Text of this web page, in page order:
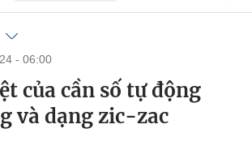
- 06:00
của cần số tự động
và dạng zic-zac